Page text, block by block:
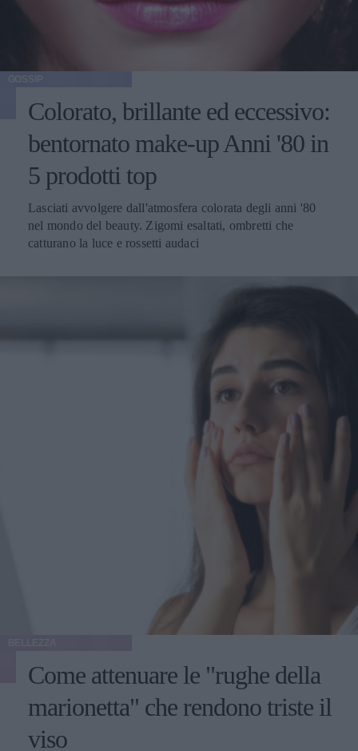
Colorato, brillante ed eccessivo:
bentornato make-up Anni '80 in
5 prodotti top
Lasciati avvolgere dall'atmosfera colorata degli anni '80
nel mondo del beauty. Zigomi esaltati, ombretti che
catturano la luce e rossetti audaci
Come attenuare le "rughe della
marionetta" che rendono triste il
viso